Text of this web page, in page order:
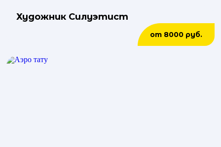
Художник Силуэтист
от 8000 руб.